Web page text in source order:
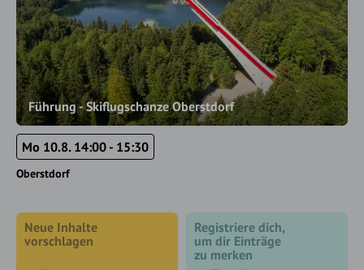
Führung - Skiflugschanze Oberstdorf
Mo 10.8. 14:00 - 15:30
Oberstdorf
Neue Inhalte
vorschlagen
Registriere dich,
um dir Einträge
zu merken